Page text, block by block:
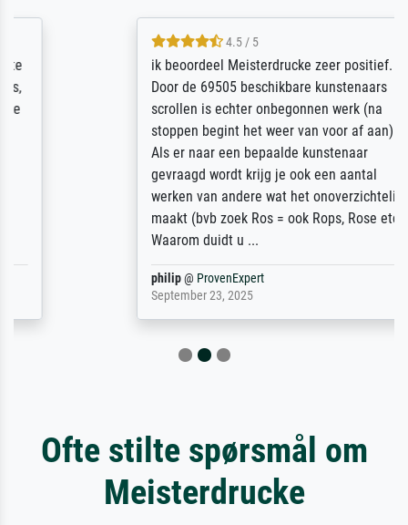
4.5 / 5
ik beoordeel Meisterdrucke zeer positief.
Door de 69505 beschikbare kunstenaars
scrollen is echter onbegonnen werk (na
stoppen begint het weer van voor af aan).
Als er naar een bepaalde kunstenaar
gevraagd wordt krijg je ook een aantal
werken van andere wat het onoverzichtelijk
maakt (bvb zoek Ros = ook Rops, Rose etc).
Waarom duidt u ...
ProvenExpert
September 23, 2025
Ofte stilte spørsmål om
Meisterdrucke